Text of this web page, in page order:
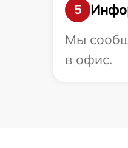
5
Мы
в офис.